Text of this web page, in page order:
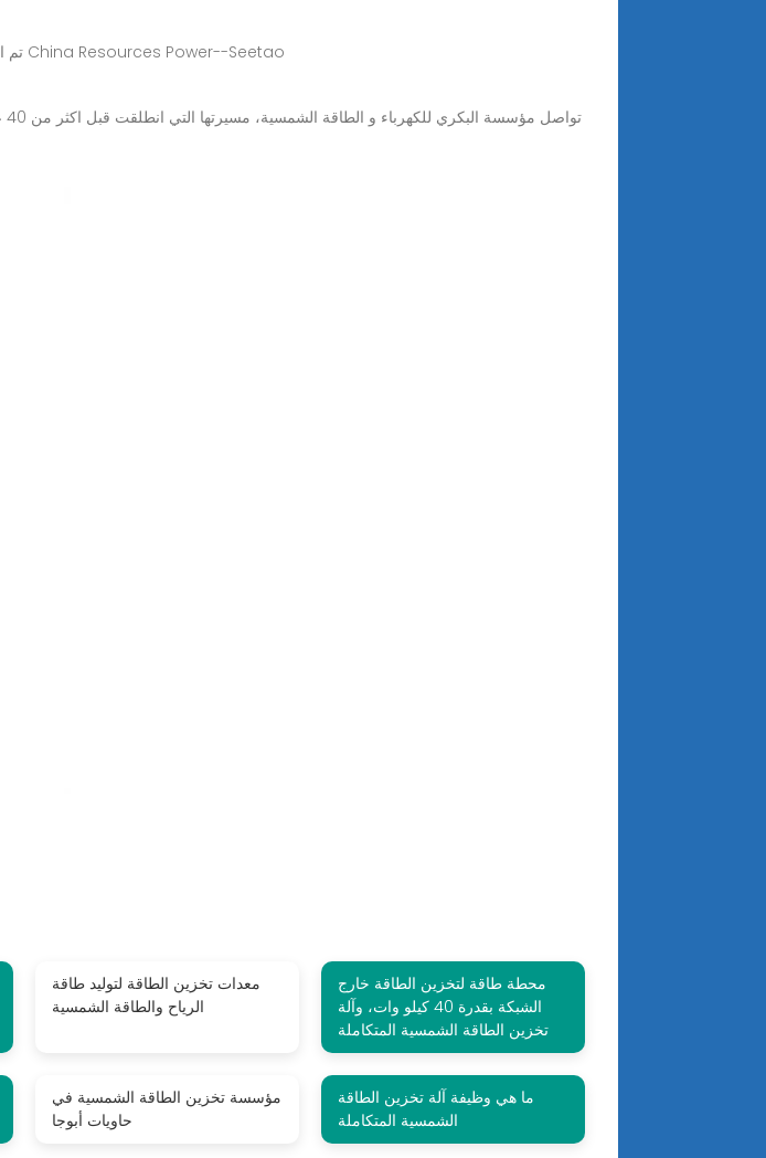
تم النظر في مشروع قاعدة تخزين الهيدروجين المتكاملة لطاقة الرياح والطاقة الشمسية في China Resources Power--Seetao
معدات تخزين الطاقة لتوليد طاقة
الرياح والطاقة الشمسية
محطة طاقة لتخزين الطاقة خارج
الشبكة بقدرة 40 كيلو وات، وآلة
تخزين الطاقة الشمسية المتكاملة
مؤسسة تخزين الطاقة الشمسية في
حاويات أبوجا
ما هي وظيفة آلة تخزين الطاقة
الشمسية المتكاملة